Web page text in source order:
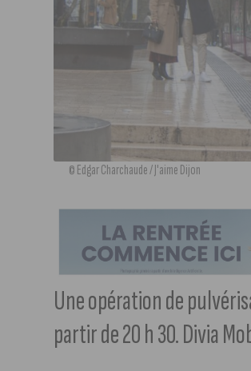
© Edgar Charchaude / J'aime Dijon
Une opération de
partir de 20 h 30. Divia